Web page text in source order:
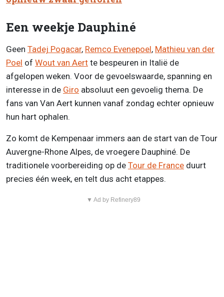
Een weekje Dauphiné
Geen Tadej Pogacar, Remco Evenepoel, Mathieu van der
Poel of Wout van Aert te bespeuren in Italië de
afgelopen weken. Voor de gevoelswaarde, spanning en
interesse in de Giro absoluut een gevoelig thema. De
fans van Van Aert kunnen vanaf zondag echter opnieuw
hun hart ophalen.
Zo komt de Kempenaar immers aan de start van de Tour
Auvergne-Rhone Alpes, de vroegere Dauphiné. De
traditionele voorbereiding op de Tour de France duurt
precies één week, en telt dus acht etappes.
▼ Ad by Refinery89